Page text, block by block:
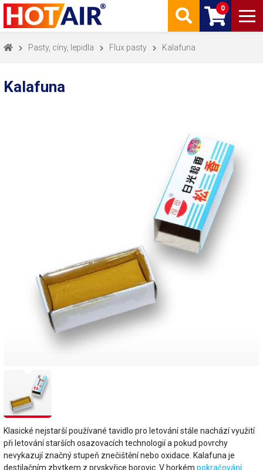
0
Pasty, cíny, lepidla Flux pasty Kalafuna
Kalafuna
Klasické nejstarší používané tavidlo pro letování stále nachází využití
při letování starších osazovacích technologií a pokud povrchy
nevykazují značný stupeň znečištění nebo oxidace. Kalafuna je
destilačním zbytkem z pryskyřice borovic. V horkém pokračování